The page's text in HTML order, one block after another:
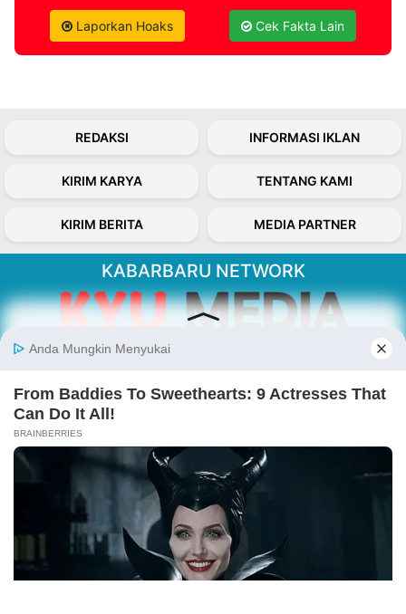
Laporkan Hoaks Cek Fakta Lain
REDAKSI INFORMASI IKLAN
KIRIM KARYA TENTANG KAMI
KIRIM BERITA MEDIA PARTNER
KABARBARU NETWORK
Kabarbaru.co menyajikan berita aktual dan
Follow Kabarbaru